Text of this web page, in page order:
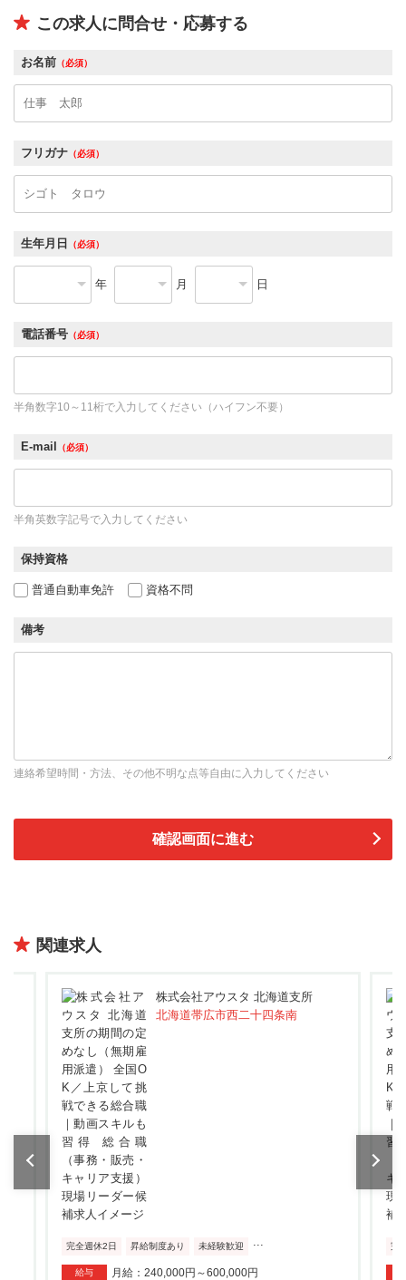
この求人に問合せ・応募する
お名前 （必須）
フリガナ （必須）
生年月日 （必須）
年 月 日
電話番号 （必須）
半角数字10～11桁で入力してください（ハイフン不要）
E-mail （必須）
半角英数字記号で入力してください
保持資格
普通自動車免許 資格不問
備考
連絡希望時間・方法、その他不明な点等自由に入力してください
関連求人
株式会社アウスタ 北海道支所
北海道帯広市西二十四条南
完全週休2日 昇給制度あり 未経験歓迎
給与 月給：240,000円～600,000円
完